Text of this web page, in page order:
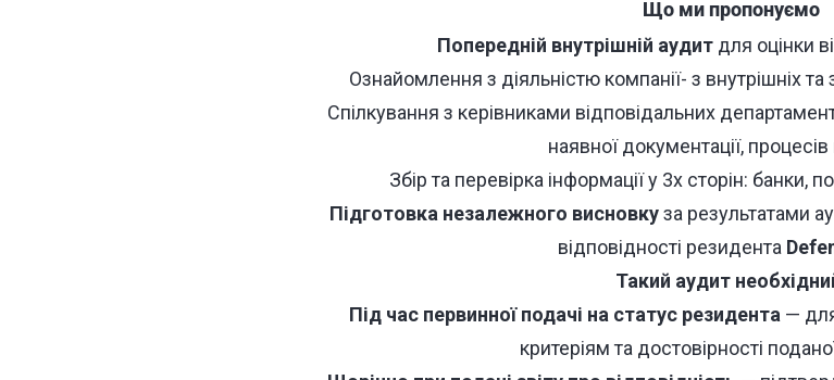
Що ми пропонуємо
Попередній внутрішній аудитдля оцінки
Ознайомлення з діяльністю компанії- з внутрішніх
Спілкування з керівниками відповідальних
наявної документації, процесів
Збір та перевірка інформації у 3х сторін: банки,
Підготовка незалежного висновкуза результатами
відповідності резидента
Такий аудит
Під час первинної подачі на статус резидента —
критеріям та достовірності